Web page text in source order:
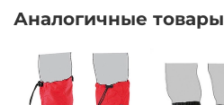
Аналогичные товары